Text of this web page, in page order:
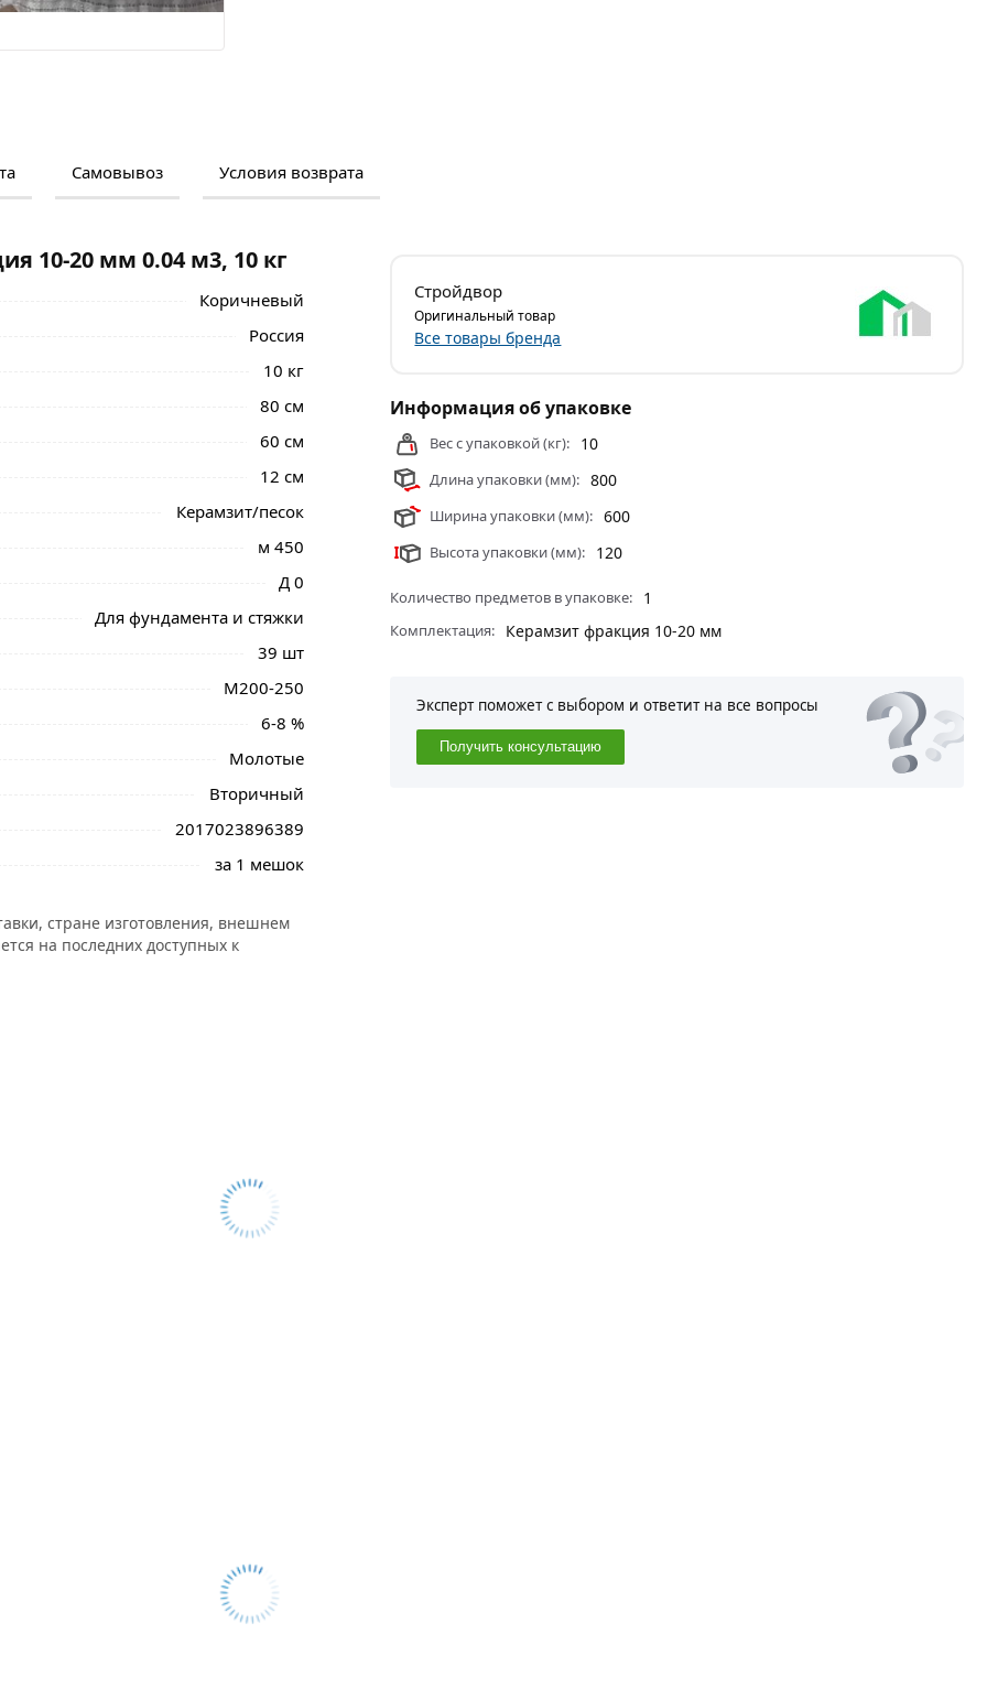
Самовывоз Условия возврата
и отзывами о товаре, чтобы сделать
стен, полов, крыш, подвалов и
(гранулы овальной или округлой
в мешки.
или наполнителя, а также как основа
мм 0.04 м3, 10 кг из категорииЦемент и
10-20 мм 0.04 м3, 10 кг
Коричневый
Россия
10 кг
80 см
60 см
12 см
Керамзит/песок
м 450
Д 0
Для фундамента и стяжки
39 шт
М200-250
6-8 %
Молотые
Вторичный
2017023896389
за 1 мешок
стране изготовления, внешнем
на последних доступных к
Стройдвор
Оригинальный товар
Все товары бренда
Информация об упаковке
Вес с упаковкой (кг): 10
Длина упаковки (мм): 800
Ширина упаковки (мм): 600
Высота упаковки (мм): 120
Количество предметов в упаковке: 1
Комплектация: Керамзит фракция 10-20 мм
Эксперт поможет с выбором и ответит на все вопросы
Получить консультацию